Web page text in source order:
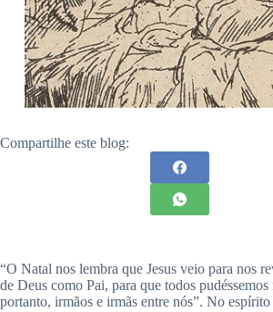
Compartilhe este blog:
“O Natal nos lembra que Jesus veio para nos
de Deus como Pai, para que todos
portanto, irmãos e irmãs entre nós”. No espírito